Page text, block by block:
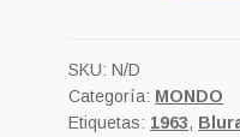
MUNDO
cantidad
SKU:N/D
Categoría: MONDO
Etiquetas: 1963,